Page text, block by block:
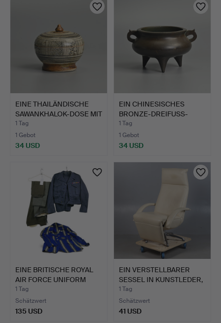
EINE THAILÄNDISCHE
SAWANKHALOK-DOSE MIT
DE…
1 Tag
1 Gebot
34 USD
EIN CHINESISCHES
BRONZE-DREIFUSS-
RÄUCHERGE…
1 Tag
1 Gebot
34 USD
EINE BRITISCHE ROYAL
AIR FORCE UNIFORM
UND…
1 Tag
Schätzwert
135 USD
EIN VERSTELLBARER
SESSEL IN KUNSTLEDER,
MI…
1 Tag
Schätzwert
41 USD